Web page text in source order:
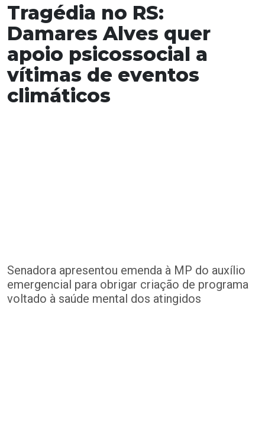
Tragédia no RS:
Damares Alves quer
apoio psicossocial a
vítimas de eventos
climáticos
Senadora apresentou emenda à MP do auxílio
emergencial para obrigar criação de programa
voltado à saúde mental dos atingidos